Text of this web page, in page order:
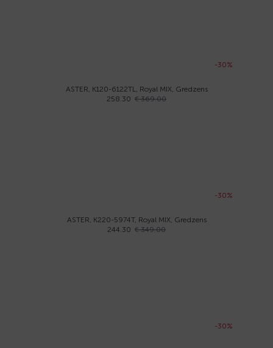
-30%
ASTER, K120-6122TL, Royal MIX, Gredzens
258.30 € 369.00
-30%
ASTER, K220-5974T, Royal MIX, Gredzens
244.30 € 349.00
-30%